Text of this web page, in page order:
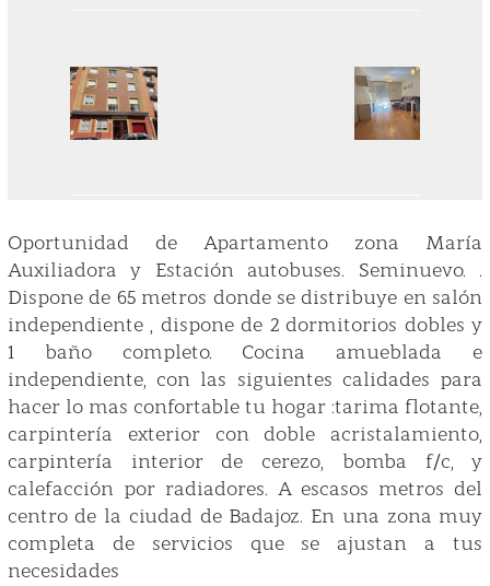
Oportunidad de Apartamento zona María
Auxiliadora y Estación autobuses. Seminuevo. .
Dispone de 65 metros donde se distribuye en salón
independiente , dispone de 2 dormitorios dobles y
1 baño completo. Cocina amueblada e
independiente, con las siguientes calidades para
hacer lo mas confortable tu hogar :tarima flotante,
carpintería exterior con doble acristalamiento,
carpintería interior de cerezo, bomba f/c, y
calefacción por radiadores. A escasos metros del
centro de la ciudad de Badajoz. En una zona muy
completa de servicios que se ajustan a tus
necesidades